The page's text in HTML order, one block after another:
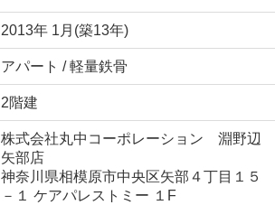
2013年 1月(築13年)
アパート / 軽量鉄骨
2階建
株式会社丸中コーポレーション 淵野辺
矢部店
神奈川県相模原市中央区矢部４丁目１５
－１ ケアパレストミー １F